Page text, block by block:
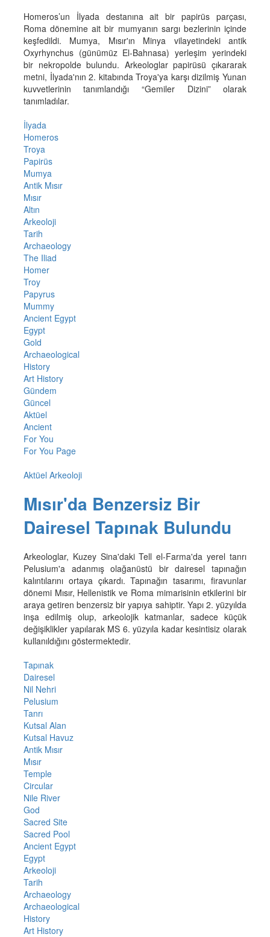
Homeros’un İlyada destanına ait bir papirüs parçası,
Roma dönemine ait bir mumyanın sargı bezlerinin içinde
keşfedildi. Mumya, Mısır'ın Minya vilayetindeki antik
Oxyrhynchus (günümüz El-Bahnasa) yerleşim yerindeki
bir nekropolde bulundu. Arkeologlar papirüsü çıkararak
metni, İlyada'nın 2. kitabında Troya'ya karşı dizilmiş Yunan
kuvvetlerinin tanımlandığı “Gemiler Dizini” olarak
tanımladılar.
İlyada
Homeros
Troya
Papirüs
Mumya
Antik Mısır
Mısır
Altın
Arkeoloji
Tarih
Archaeology
The Iliad
Homer
Troy
Papyrus
Mummy
Ancient Egypt
Egypt
Gold
Archaeological
History
Art History
Gündem
Güncel
Aktüel
Ancient
For You
For You Page
Aktüel Arkeoloji
Mısır'da Benzersiz Bir
Dairesel Tapınak Bulundu
Arkeologlar, Kuzey Sina'daki Tell el-Farma'da yerel tanrı
Pelusium'a adanmış olağanüstü bir dairesel tapınağın
kalıntılarını ortaya çıkardı. Tapınağın tasarımı, firavunlar
dönemi Mısır, Hellenistik ve Roma mimarisinin etkilerini bir
araya getiren benzersiz bir yapıya sahiptir. Yapı 2. yüzyılda
inşa edilmiş olup, arkeolojik katmanlar, sadece küçük
değişiklikler yapılarak MS 6. yüzyıla kadar kesintisiz olarak
kullanıldığını göstermektedir.
Tapınak
Dairesel
Nil Nehri
Pelusium
Tanrı
Kutsal Alan
Kutsal Havuz
Antik Mısır
Mısır
Temple
Circular
Nile River
God
Sacred Site
Sacred Pool
Ancient Egypt
Egypt
Arkeoloji
Tarih
Archaeology
Archaeological
History
Art History